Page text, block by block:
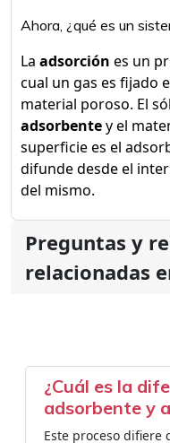
Ahora, ¿qué es un
La adsorción es un
cual un gas es fijado
material poroso. El
adsorbentey el
superficie es el
difunde desde el
del mismo.
Preguntas y
relacionadas
¿Cuál es la
adsorbente y
Este proceso difiere